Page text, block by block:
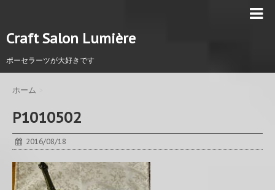
Craft Salon Lumière
ポーセラーツが大好きです
ホーム
P1010502
2016/08/18